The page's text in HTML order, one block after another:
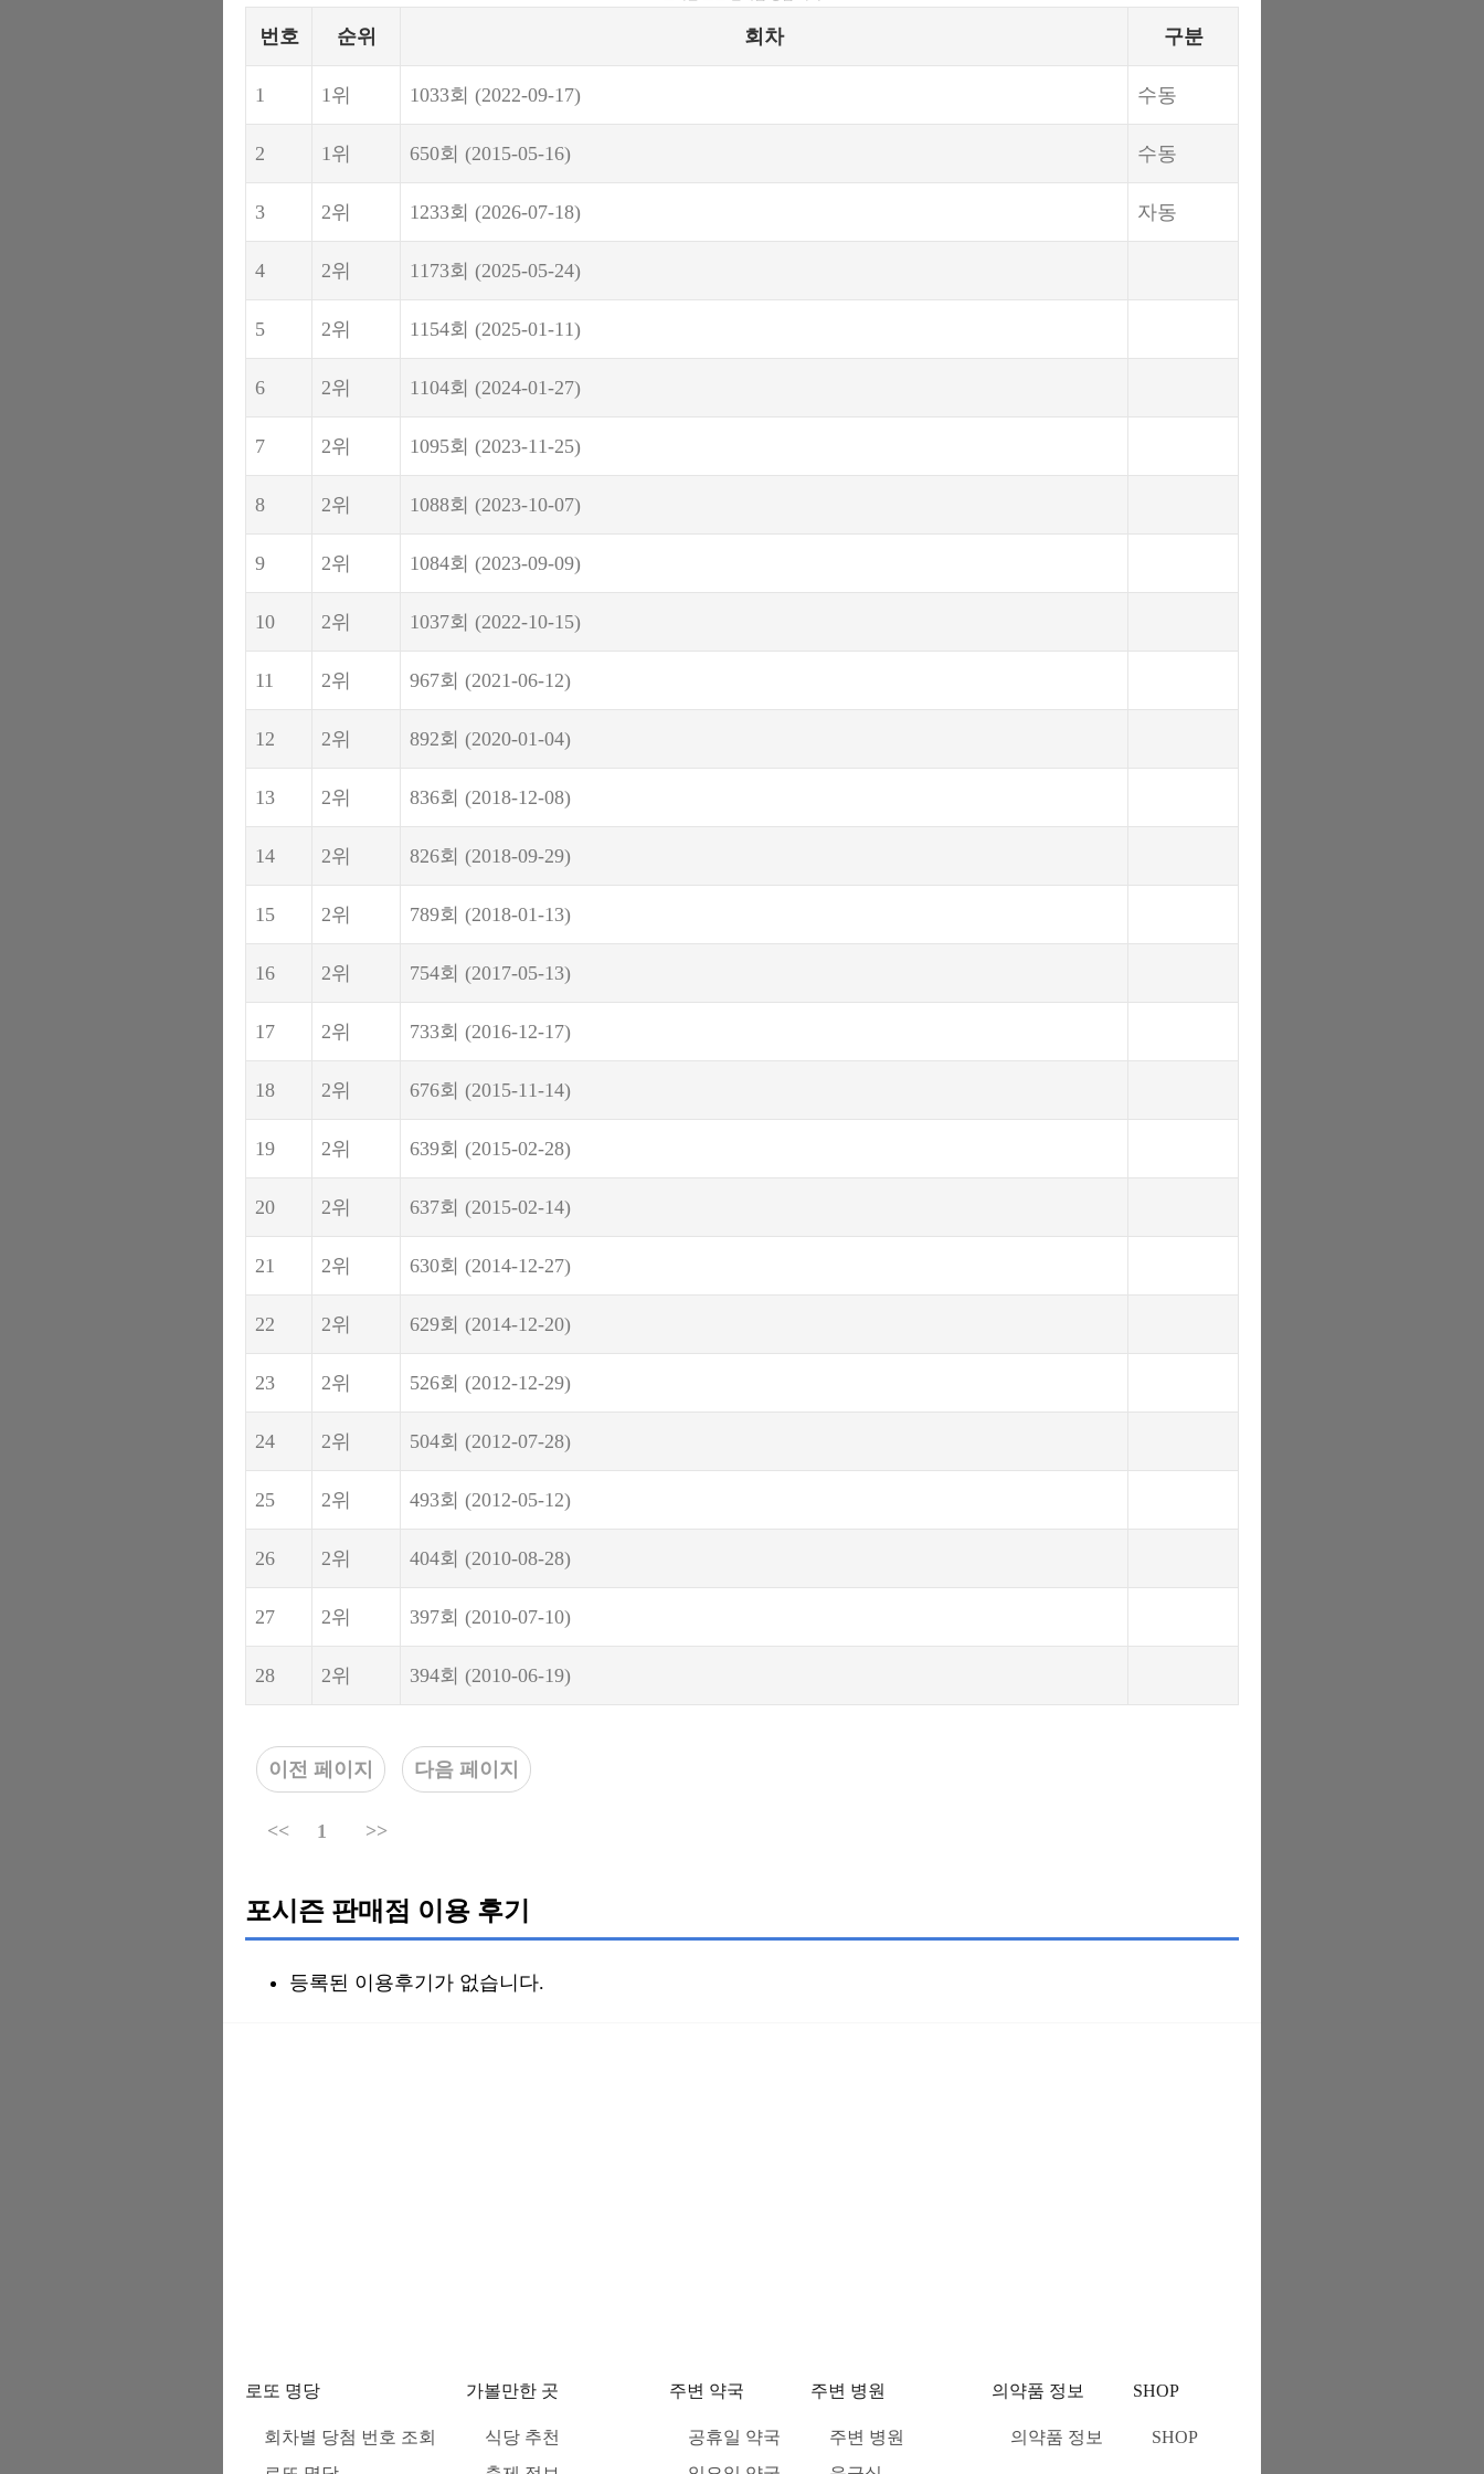
번호 순위 회차 구분
1 1위 1033회 (2022-09-17) 수동
2 1위 650회 (2015-05-16) 수동
3 2위 1233회 (2026-07-18) 자동
4 2위 1173회 (2025-05-24)
5 2위 1154회 (2025-01-11)
6 2위 1104회 (2024-01-27)
7 2위 1095회 (2023-11-25)
8 2위 1088회 (2023-10-07)
9 2위 1084회 (2023-09-09)
10 2위 1037회 (2022-10-15)
11 2위 967회 (2021-06-12)
12 2위 892회 (2020-01-04)
13 2위 836회 (2018-12-08)
14 2위 826회 (2018-09-29)
15 2위 789회 (2018-01-13)
16 2위 754회 (2017-05-13)
17 2위 733회 (2016-12-17)
18 2위 676회 (2015-11-14)
19 2위 639회 (2015-02-28)
20 2위 637회 (2015-02-14)
21 2위 630회 (2014-12-27)
22 2위 629회 (2014-12-20)
23 2위 526회 (2012-12-29)
24 2위 504회 (2012-07-28)
25 2위 493회 (2012-05-12)
26 2위 404회 (2010-08-28)
27 2위 397회 (2010-07-10)
28 2위 394회 (2010-06-19)
이전 페이지 다음 페이지
<< 1 >>
포시즌 판매점 이용 후기
등록된 이용후기가 없습니다.
로또 명당
회차별 당첨 번호 조회
가볼만한 곳
식당 추천
주변 약국
공휴일 약국
주변 병원
주변 병원
의약품 정보
의약품 정보
SHOP
SHOP